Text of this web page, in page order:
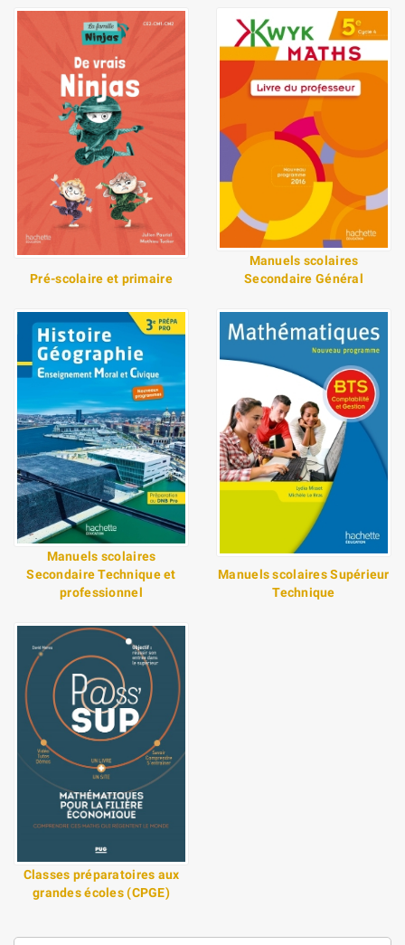
Pré-scolaire et primaire
Manuels scolaires
Secondaire Général
Manuels scolaires
Secondaire Technique et
professionnel
Manuels scolaires Supérieur
Technique
Classes préparatoires aux
grandes écoles (CPGE)